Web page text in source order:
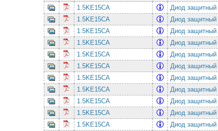
1.5KE15CA
Диод
1.5KE15CA
Диод
1.5KE15CA
Диод
1.5KE15CA
Диод
1.5KE15CA
Диод
1.5KE15CA
Диод
1.5KE15CA
Диод
1.5KE15CA
Диод
1.5KE15CA
Диод
1.5KE15CA
Диод
1.5KE15CA
Диод